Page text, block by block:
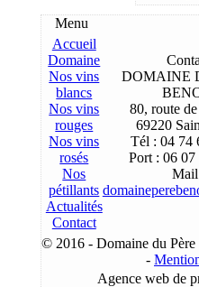
Menu
Accueil
Domaine
Nos vins
blancs
Nos vins
rouges
Nos vins
rosés
Nos
pétillants
Actualités
Contact
DOMAINE
80, route
69220
Tél : 04 74
Port : 06 07
© 2016 - Domaine du Père
-
Agence web de